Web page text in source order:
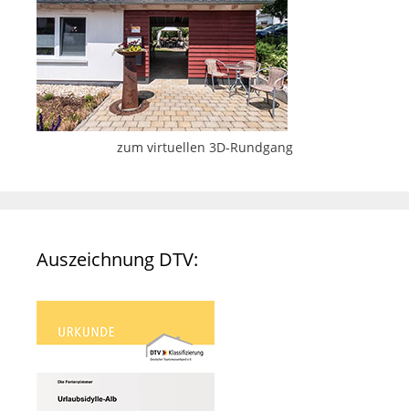
zum virtuellen 3D-Rundgang
Auszeichnung DTV: